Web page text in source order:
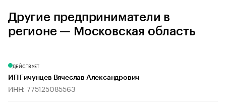
Другие предприниматели в
регионе — Московская область
ДЕЙСТВУЕТ
ИП Гичунцев Вячеслав Александрович
ИНН: 775125085563